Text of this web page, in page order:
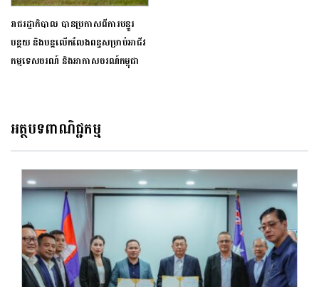
រាជរដ្ឋាភិបាល បានប្រកាសពីការបន្ធូរ
បន្ថយ និងបន្តលើកលែងពន្ធសម្រាប់អាជីវ
កម្មទេសចរណ៍ និងអាកាសចរណ៍កម្ពុជា
អត្ថបទពាណិជ្ជកម្ម